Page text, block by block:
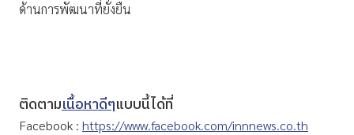
ด้านการพัฒนาที่ยั่งยืน
ติดตามเนื้อหาดีๆแบบนี้ได้ที่
Facebook : https://www.facebook.com/innnews.co.th